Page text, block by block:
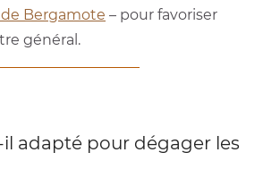
Bergamote – pour favoriser
général.
adapté pour dégager les